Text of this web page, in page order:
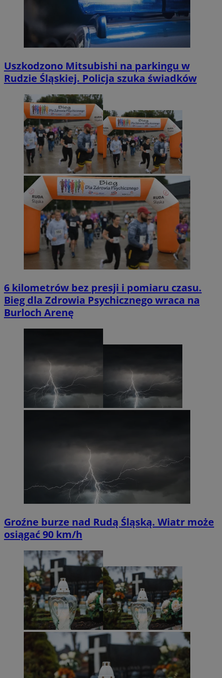
Uszkodzono Mitsubishi na parkingu w
Rudzie Śląskiej. Policja szuka świadków
6 kilometrów bez presji i pomiaru czasu.
Bieg dla Zdrowia Psychicznego wraca na
Burloch Arenę
Groźne burze nad Rudą Śląską. Wiatr może
osiągać 90 km/h